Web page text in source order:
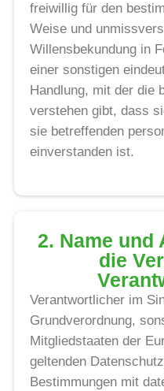
freiwillig für den
Weise und
Willensbekundung in
einer sonstigen
Handlung, mit der die
verstehen gibt, dass
sie betreffenden
einverstanden ist.
2. Name und
die
Verantwortlicher im
Grundverordnung,
Mitgliedstaaten der
geltenden
Bestimmungen mit